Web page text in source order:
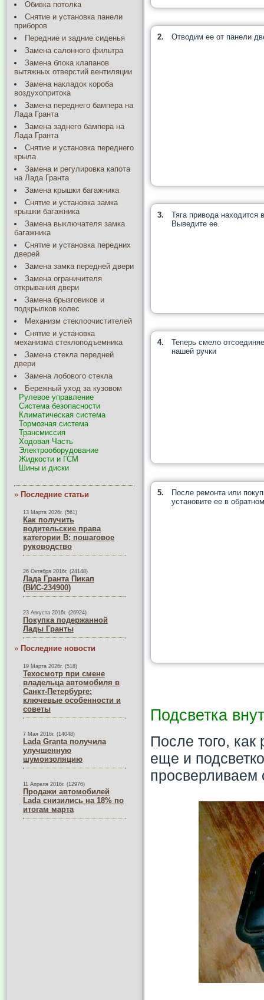
Обивка потолка
Снятие и установка панели
приборов
Передние и задние сиденья
Замена салонного фильтра
Замена блока клапанов
вытяжных отверстий вентиляции
Замена накладок короба
воздухопритока
Замена переднего бампера на
Лада Гранта
Замена заднего бампера на
Лада Гранта
Снятие и установка переднего
крыла
Замена и регулировка капота
на Лада Гранта
Замена крышки багажника
Снятие и установка замка
крышки багажника
Замена выключателя замка
багажника
Снятие и установка передних
дверей
Замена замка передней двери
Замена ограничителя
открывания двери
Замена брызговиков и
подкрылков колес
Механизм стеклоочистителей
Снятие и установка
механизма стеклоподъемника
Замена стекла передней
двери
Замена лобового стекла
Бережный уход за кузовом
Рулевое управление
Система безопасности
Климатическая система
Тормозная система
Трансмиссия
Ходовая Часть
Электрооборудование
Жидкости и ГСМ
Шины и диски
» Последние статьи
13 Марта 2026г. (561)
Как получить
водительские права
категории B: пошаговое
руководство
26 Октября 2016г. (24148)
Лада Гранта Пикап
(ВИС-234900)
23 Августа 2016г. (26924)
Покупка подержанной
Лады Гранты
» Последние новости
19 Марта 2026г. (518)
Техосмотр при смене
владельца автомобиля в
Санкт-Петербурге:
ключевые особенности и
советы
7 Мая 2016г. (14048)
Lada Granta получила
улучшенную
шумоизоляцию
11 Апреля 2016г. (12976)
Продажи автомобилей
Lada снизились на 18% по
итогам марта
2. Отводим ее от панели
3.
Тяга привода находится
Выведите ее.
4.
Теперь смело
нашей ручки
5.
После ремонта или
установите ее в
Подсветка
После того,
еще и
просверливаем